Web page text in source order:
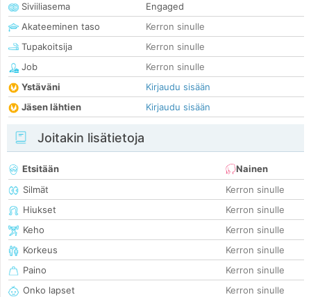
Siviiliasema
Engaged
Akateeminen taso
Kerron sinulle
Tupakoitsija
Kerron sinulle
Job
Kerron sinulle
Ystäväni
Kirjaudu sisään
Jäsen lähtien
Kirjaudu sisään
Joitakin lisätietoja
Etsitään
Nainen
Silmät
Kerron sinulle
Hiukset
Kerron sinulle
Keho
Kerron sinulle
Korkeus
Kerron sinulle
Paino
Kerron sinulle
Onko lapset
Kerron sinulle